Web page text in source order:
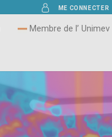
ME CONNECTER
Membre de l’ Unimev